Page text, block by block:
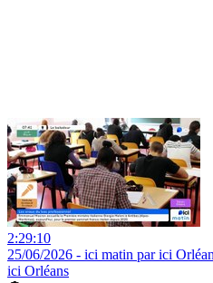
2:29:10
25/06/2026 - ici matin par ici
ici Orléans